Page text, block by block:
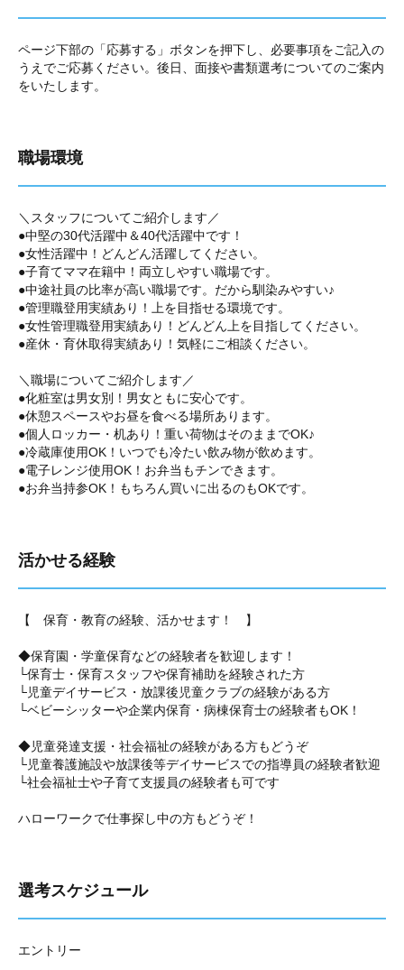
ページ下部の「応募する」ボタンを押下し、必要事項をご記入の
うえでご応募ください。後日、面接や書類選考についてのご案内
をいたします。
職場環境
＼スタッフについてご紹介します／
●中堅の30代活躍中＆40代活躍中です！
●女性活躍中！どんどん活躍してください。
●子育てママ在籍中！両立しやすい職場です。
●中途社員の比率が高い職場です。だから馴染みやすい♪
●管理職登用実績あり！上を目指せる環境です。
●女性管理職登用実績あり！どんどん上を目指してください。
●産休・育休取得実績あり！気軽にご相談ください。
＼職場についてご紹介します／
●化粧室は男女別！男女ともに安心です。
●休憩スペースやお昼を食べる場所あります。
●個人ロッカー・机あり！重い荷物はそのままでOK♪
●冷蔵庫使用OK！いつでも冷たい飲み物が飲めます。
●電子レンジ使用OK！お弁当もチンできます。
●お弁当持参OK！もちろん買いに出るのもOKです。
活かせる経験
【 保育・教育の経験、活かせます！ 】
◆保育園・学童保育などの経験者を歓迎します！
└保育士・保育スタッフや保育補助を経験された方
└児童デイサービス・放課後児童クラブの経験がある方
└ベビーシッターや企業内保育・病棟保育士の経験者もOK！
◆児童発達支援・社会福祉の経験がある方もどうぞ
└児童養護施設や放課後等デイサービスでの指導員の経験者歓迎
└社会福祉士や子育て支援員の経験者も可です
ハローワークで仕事探し中の方もどうぞ！
選考スケジュール
エントリー